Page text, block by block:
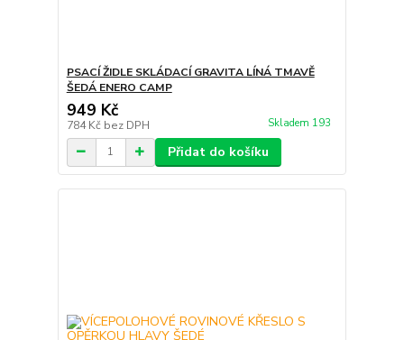
PSACÍ ŽIDLE SKLÁDACÍ GRAVITA LÍNÁ TMAVĚ
ŠEDÁ ENERO CAMP
949 Kč
784 Kč bez DPH Skladem 193
Přidat do košíku